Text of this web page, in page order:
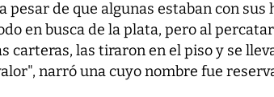
pesar de que algunas estaban con sus
en busca de la plata, pero al
carteras, las tiraron en el piso y se
narró una cuyo nombre fue